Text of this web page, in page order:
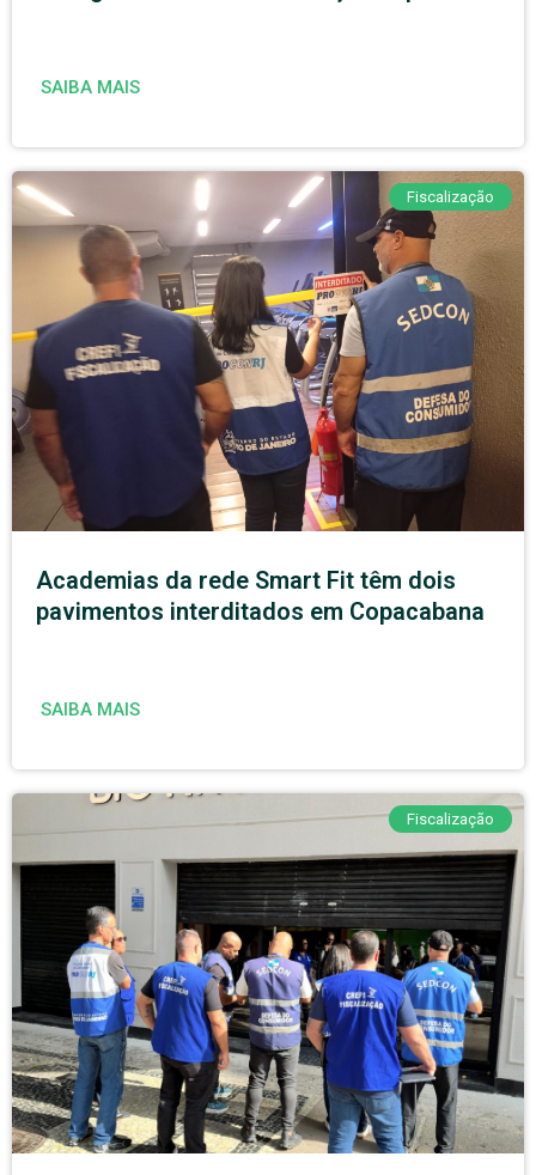
SAIBA MAIS
Fiscalização
Academias da rede Smart Fit têm dois
pavimentos interditados em Copacabana
SAIBA MAIS
Fiscalização